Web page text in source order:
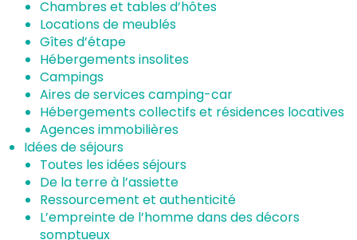
Chambres et tables d’hôtes
Locations de meublés
Gîtes d’étape
Hébergements insolites
Campings
Aires de services camping-car
Hébergements collectifs et résidences locatives
Agences immobilières
Idées de séjours
Toutes les idées séjours
De la terre à l’assiette
Ressourcement et authenticité
L’empreinte de l’homme dans des décors
somptueux